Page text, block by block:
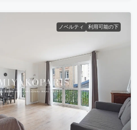
ノベルティ 利用可能の下